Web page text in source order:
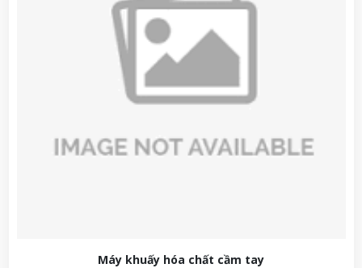
Máy khuấy hóa chất cầm tay